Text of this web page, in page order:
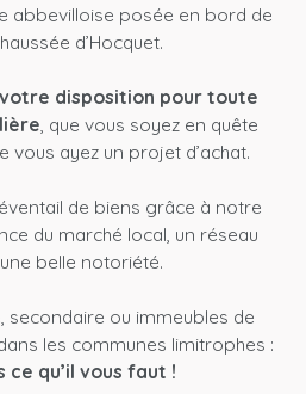
abbevilloise posée en bord de
d’Hocquet.
disposition pour toute
, que vous soyez en quête
vous ayez un projet d’achat.
de biens grâce à notre
du marché local, un réseau
belle notoriété.
secondaire ou immeubles de
les communes limitrophes :
ce qu’il vous faut !